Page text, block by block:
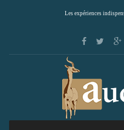
Les expériences